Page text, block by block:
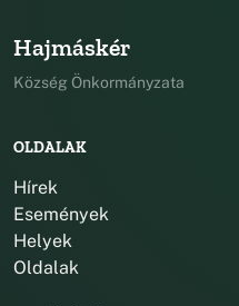
Hajmáskér
Község Önkormányzata
OLDALAK
Hírek
Események
Helyek
Oldalak